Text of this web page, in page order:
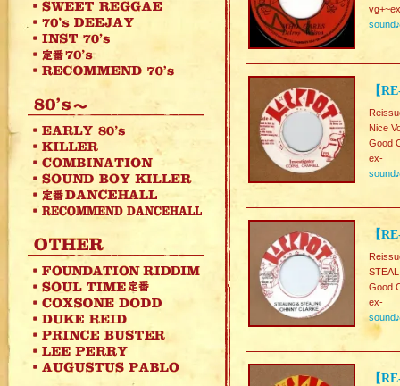
sound♪
【
Nice
Good
ex-
sound♪
【
Good
ex-
sound♪
【